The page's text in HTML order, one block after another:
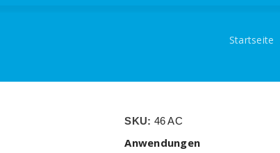
Startseite
SKU: 46 AC
Anwendungen